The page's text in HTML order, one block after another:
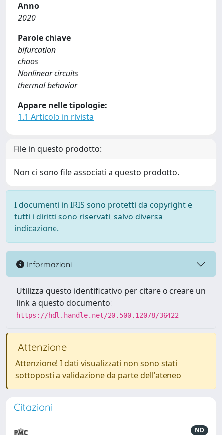
Anno
2020
Parole chiave
bifurcation
chaos
Nonlinear circuits
thermal behavior
Appare nelle tipologie:
1.1 Articolo in rivista
File in questo prodotto:
Non ci sono file associati a questo prodotto.
I documenti in IRIS sono protetti da copyright e
tutti i diritti sono riservati, salvo diversa
indicazione.
Informazioni
Utilizza questo identificativo per citare o creare un
link a questo documento:
https://hdl.handle.net/20.500.12078/36422
Attenzione
Attenzione! I dati visualizzati non sono stati
sottoposti a validazione da parte dell'ateneo
Citazioni
ND